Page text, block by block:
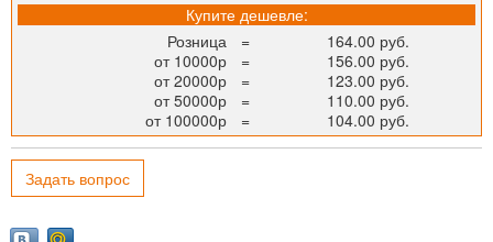
Купите дешевле:
Розница
=
164.00 руб.
от 10000р
=
156.00 руб.
от 20000р
=
123.00 руб.
от 50000р
=
110.00 руб.
от 100000р
= 104.00 руб.
Задать вопрос